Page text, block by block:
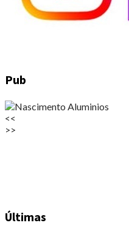
Pub
<<
>>
Últimas